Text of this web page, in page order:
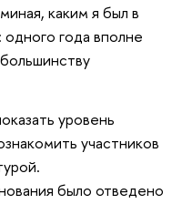
каким я был в
одного года вполне
уровень
участников
было отведено